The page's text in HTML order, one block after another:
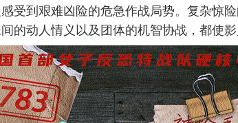
受到艰难凶险的危急作战局势。复杂惊
的动人情义以及团体的机智协战，都使影